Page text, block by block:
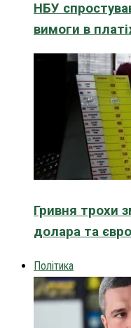
НБУ
вимоги в
Гривня трохи
долара та
Політика